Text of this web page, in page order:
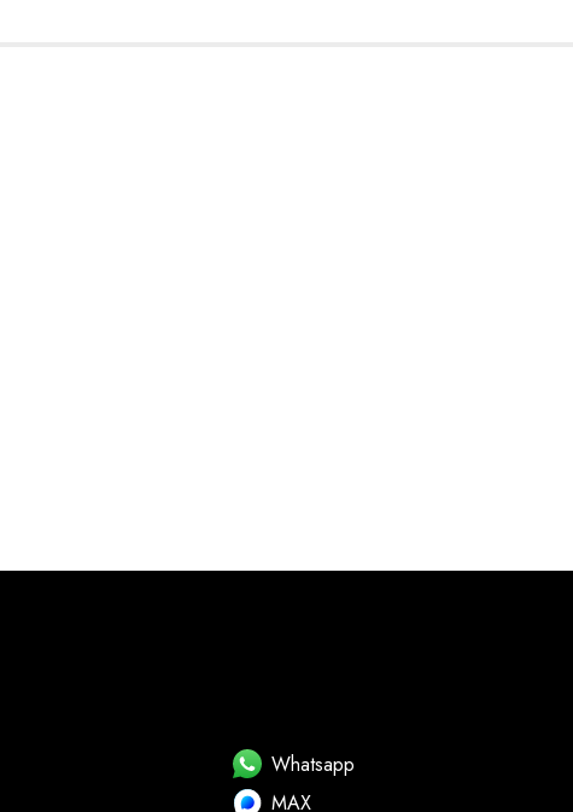
Whatsapp
MAX